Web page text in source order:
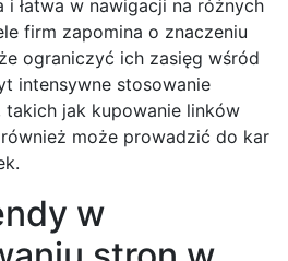
i łatwa w nawigacji na różnych
firm zapomina o znaczeniu
ograniczyć ich zasięg wśród
intensywne stosowanie
takich jak kupowanie linków
może prowadzić do kar
w